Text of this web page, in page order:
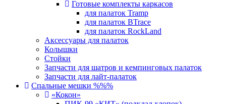
Готовые комплекты каркасов
для палаток Tramp
для палаток BTrace
для палаток RockLand
Аксессуары для палаток
Колышки
Стойки
Запчасти для шатров и кемпинговых палаток
Запчасти для лайт-палаток
Спальные мешки %%%
«Кокон»